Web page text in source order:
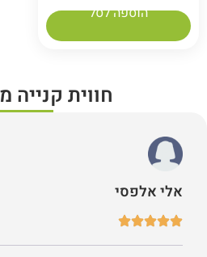
הוספה לסל
חווית
אלי אלפסי